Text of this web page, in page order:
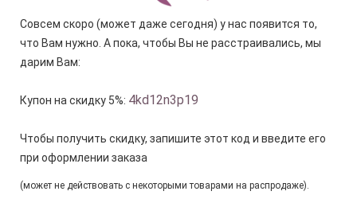
Совсем скоро (может даже сегодня) у нас появится то,
что Вам нужно. А пока, чтобы Вы не расстраивались, мы
дарим Вам:
Купон на скидку 5%: 4kd12n3p19
Чтобы получить скидку, запишите этот код и введите его
при оформлении заказа
(может не действовать с некоторыми товарами на распродаже).